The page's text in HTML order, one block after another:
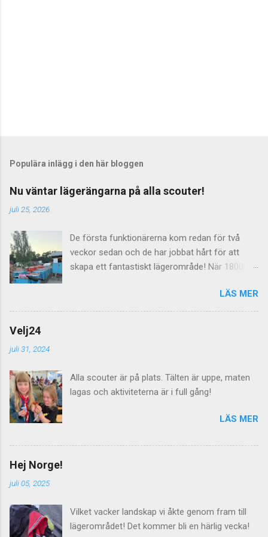
Populära inlägg i den här bloggen
Nu väntar lägerängarna på alla scouter!
juli 25, 2026
De första funktionärerna kom redan för två
veckor sedan och de har jobbat hårt för att
skapa ett fantastiskt lägerområde! När 18000
det inte med några dass utan här behövs det
dras både el, vatten och avlopp för att allt skall
LÄS MER
Velj24
juli 31, 2024
Alla scouter är på plats. Tälten är uppe, maten
lagas och aktiviteterna är i full gång!
LÄS MER
Hej Norge!
juli 05, 2025
Vilket vacker landskap vi åkte genom fram till
lägerområdet! Det kommer bli en härlig vecka!